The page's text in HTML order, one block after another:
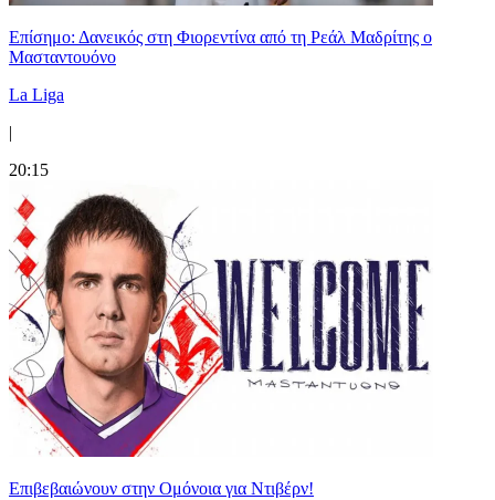
Επίσημο: Δανεικός στη Φιορεντίνα από τη Ρεάλ Μαδρίτης ο
Μασταντουόνο
La Liga
|
20:15
Επιβεβαιώνουν στην Ομόνοια για Ντιβέρν!